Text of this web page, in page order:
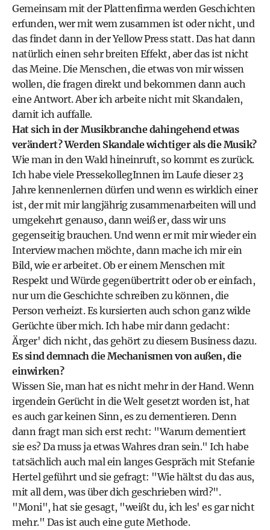
Gemeinsam mit der Plattenfirma werden Geschichten
erfunden, wer mit wem zusammen ist oder nicht, und
das findet dann in der Yellow Press statt. Das hat dann
natürlich einen sehr breiten Effekt, aber das ist nicht
das Meine. Die Menschen, die etwas von mir wissen
wollen, die fragen direkt und bekommen dann auch
eine Antwort. Aber ich arbeite nicht mit Skandalen,
damit ich auffalle.
Hat sich in der Musikbranche dahingehend etwas
verändert? Werden Skandale wichtiger als die Musik?
Wie man in den Wald hineinruft, so kommt es zurück.
Ich habe viele PressekollegInnen im Laufe dieser 23
Jahre kennenlernen dürfen und wenn es wirklich einer
ist, der mit mir langjährig zusammenarbeiten will und
umgekehrt genauso, dann weiß er, dass wir uns
gegenseitig brauchen. Und wenn er mit mir wieder ein
Interview machen möchte, dann mache ich mir ein
Bild, wie er arbeitet. Ob er einem Menschen mit
Respekt und Würde gegenübertritt oder ob er einfach,
nur um die Geschichte schreiben zu können, die
Person verheizt. Es kursierten auch schon ganz wilde
Gerüchte über mich. Ich habe mir dann gedacht:
Ärger' dich nicht, das gehört zu diesem Business dazu.
Es sind demnach die Mechanismen von außen, die
einwirken?
Wissen Sie, man hat es nicht mehr in der Hand. Wenn
irgendein Gerücht in die Welt gesetzt worden ist, hat
es auch gar keinen Sinn, es zu dementieren. Denn
dann fragt man sich erst recht: "Warum dementiert
sie es? Da muss ja etwas Wahres dran sein." Ich habe
tatsächlich auch mal ein langes Gespräch mit Stefanie
Hertel geführt und sie gefragt: "Wie hältst du das aus,
mit all dem, was über dich geschrieben wird?".
"Moni", hat sie gesagt, "weißt du, ich les' es gar nicht
mehr." Das ist auch eine gute Methode.